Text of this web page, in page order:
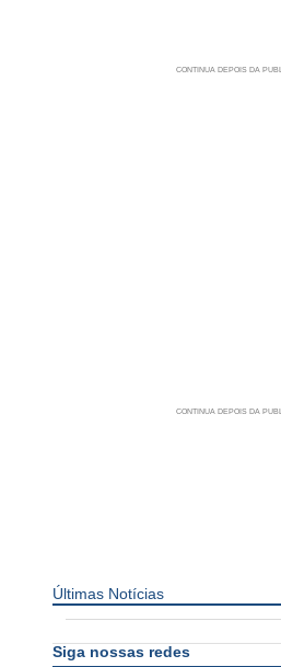
Últimas Notícias
Siga nossas redes